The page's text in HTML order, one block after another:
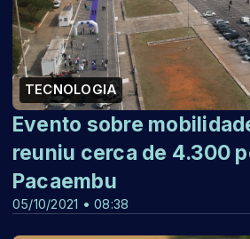
TECNOLOGIA
05/10/2021 • 08:38
Evento sobre
reuniu cerca de 4.300
Pacaembu